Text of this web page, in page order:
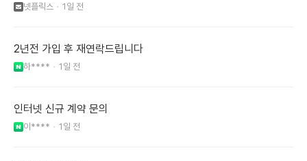
넷플릭스 1일 전
2년전 가입 후 재연락드립니다
하**** 1일 전
인터넷 신규 계약 문의
이**** 1일 전